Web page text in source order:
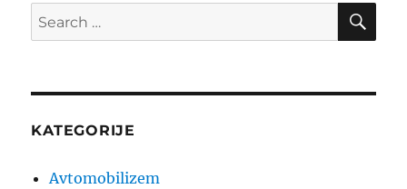
Search
for:
KATEGORIJE
Avtomobilizem